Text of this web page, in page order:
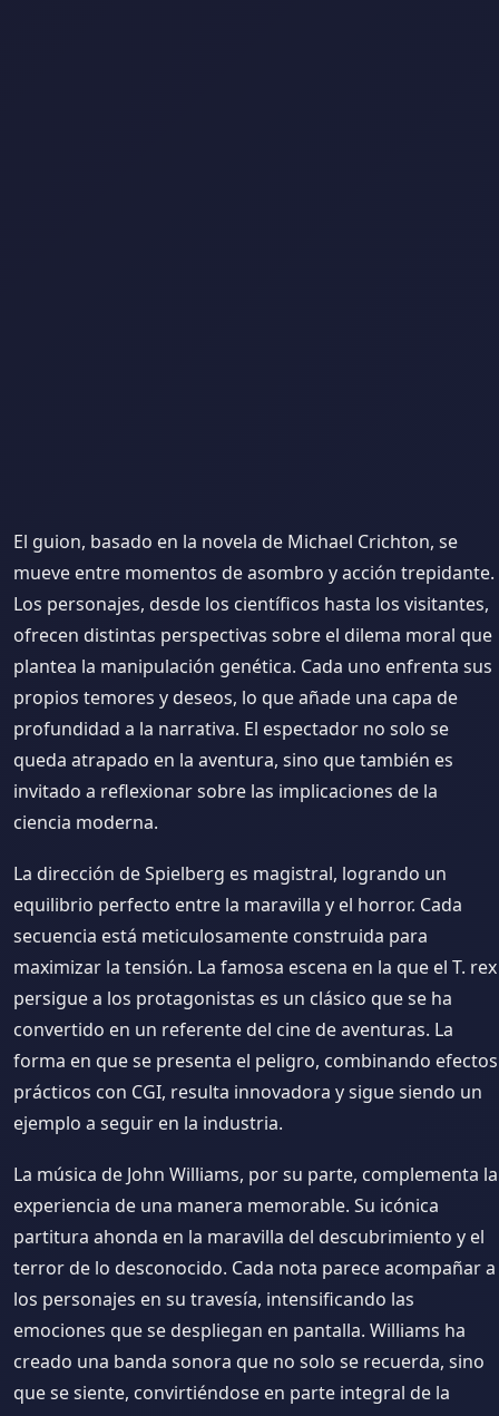
El guion, basado en la novela de Michael Crichton, se
mueve entre momentos de asombro y acción trepidante.
Los personajes, desde los científicos hasta los visitantes,
ofrecen distintas perspectivas sobre el dilema moral que
plantea la manipulación genética. Cada uno enfrenta sus
propios temores y deseos, lo que añade una capa de
profundidad a la narrativa. El espectador no solo se
queda atrapado en la aventura, sino que también es
invitado a reflexionar sobre las implicaciones de la
ciencia moderna.
La dirección de Spielberg es magistral, logrando un
equilibrio perfecto entre la maravilla y el horror. Cada
secuencia está meticulosamente construida para
maximizar la tensión. La famosa escena en la que el T. rex
persigue a los protagonistas es un clásico que se ha
convertido en un referente del cine de aventuras. La
forma en que se presenta el peligro, combinando efectos
prácticos con CGI, resulta innovadora y sigue siendo un
ejemplo a seguir en la industria.
La música de John Williams, por su parte, complementa la
experiencia de una manera memorable. Su icónica
partitura ahonda en la maravilla del descubrimiento y el
terror de lo desconocido. Cada nota parece acompañar a
los personajes en su travesía, intensificando las
emociones que se despliegan en pantalla. Williams ha
creado una banda sonora que no solo se recuerda, sino
que se siente, convirtiéndose en parte integral de la